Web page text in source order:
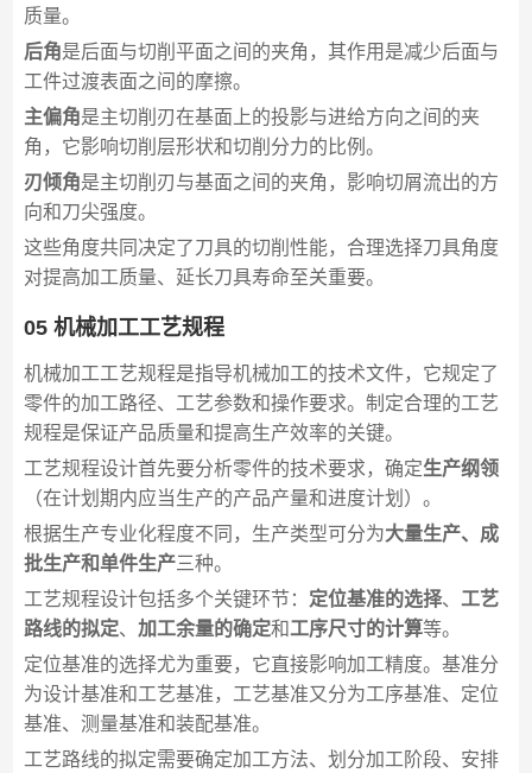
质量。
后角是后面与切削平面之间的夹角，其作用是减少后面与
工件过渡表面之间的摩擦。
主偏角是主切削刃在基面上的投影与进给方向之间的夹
角，它影响切削层形状和切削分力的比例。
刃倾角是主切削刃与基面之间的夹角，影响切屑流出的方
向和刀尖强度。
这些角度共同决定了刀具的切削性能，合理选择刀具角度
对提高加工质量、延长刀具寿命至关重要。
05 机械加工工艺规程
机械加工工艺规程是指导机械加工的技术文件，它规定了
零件的加工路径、工艺参数和操作要求。制定合理的工艺
规程是保证产品质量和提高生产效率的关键。
工艺规程设计首先要分析零件的技术要求，确定生产纲领
（在计划期内应当生产的产品产量和进度计划）。
根据生产专业化程度不同，生产类型可分为大量生产、成
批生产和单件生产三种。
工艺规程设计包括多个关键环节： 定位基准的选择、 工艺
路线的拟定、 加工余量的确定和工序尺寸的计算等。
定位基准的选择尤为重要，它直接影响加工精度。基准分
为设计基准和工艺基准，工艺基准又分为工序基准、定位
基准、测量基准和装配基准。
工艺路线的拟定需要确定加工方法、划分加工阶段、安排